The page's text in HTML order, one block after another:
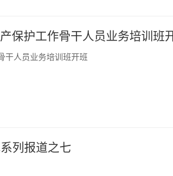
保护工作骨干人员业务培训班
干人员业务培训班开班
湖城清镇系列报道之七